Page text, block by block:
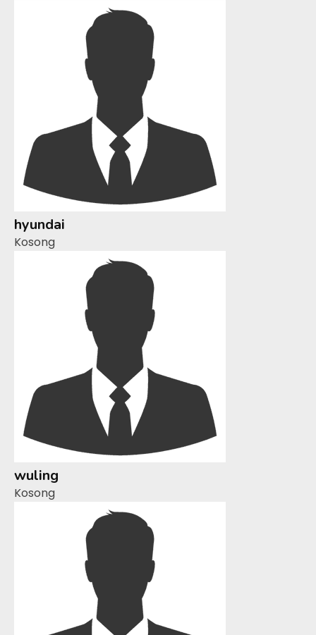
hyundai
Kosong
wuling
Kosong